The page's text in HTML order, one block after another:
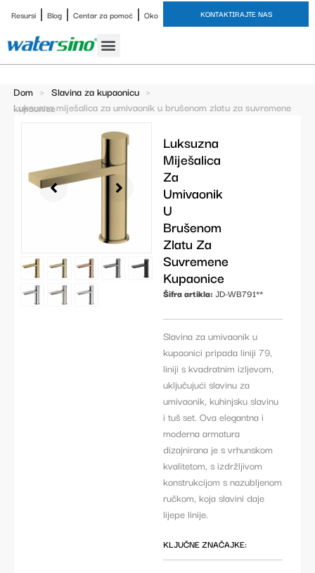
Resursi Blog Centar za pomoć Oko KONTAKTIRAJTE NAS
Dom > Slavina za kupaonicu >
Luksuzna miješalica za umivaonik u brušenom zlatu za suvremene kupaonice
Luksuzna
Miješalica
Za
Umivaonik
U
Brušenom
Zlatu Za
Suvremene
Kupaonice
Šifra artikla: JD-WB791**
Slavina za umivaonik u
kupaonici pripada liniji 79,
liniji s kvadratnim izljevom,
uključujući slavinu za
umivaonik, kuhinjsku slavinu
i tuš set. Ova elegantna i
moderna armatura
dizajnirana je s vrhunskom
kvalitetom, s izdržljivom
konstrukcijom s nazubljenom
ručkom, koja slavini daje
lijepe linije.
KLJUČNE ZNAČAJKE: